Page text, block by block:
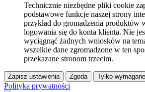
Technicznie niezbędne pliki cookie
podstawowe funkcje naszej strony
przykład do gromadzenia produktów
logowania się do konta klienta. Nie
wyciągnąć żadnych wniosków na
wszelkie dane zgromadzone w ten
przekazane stronom trzecim.
Zapisz ustawienia Zgoda Tylko wymagane
Polityka prywatności